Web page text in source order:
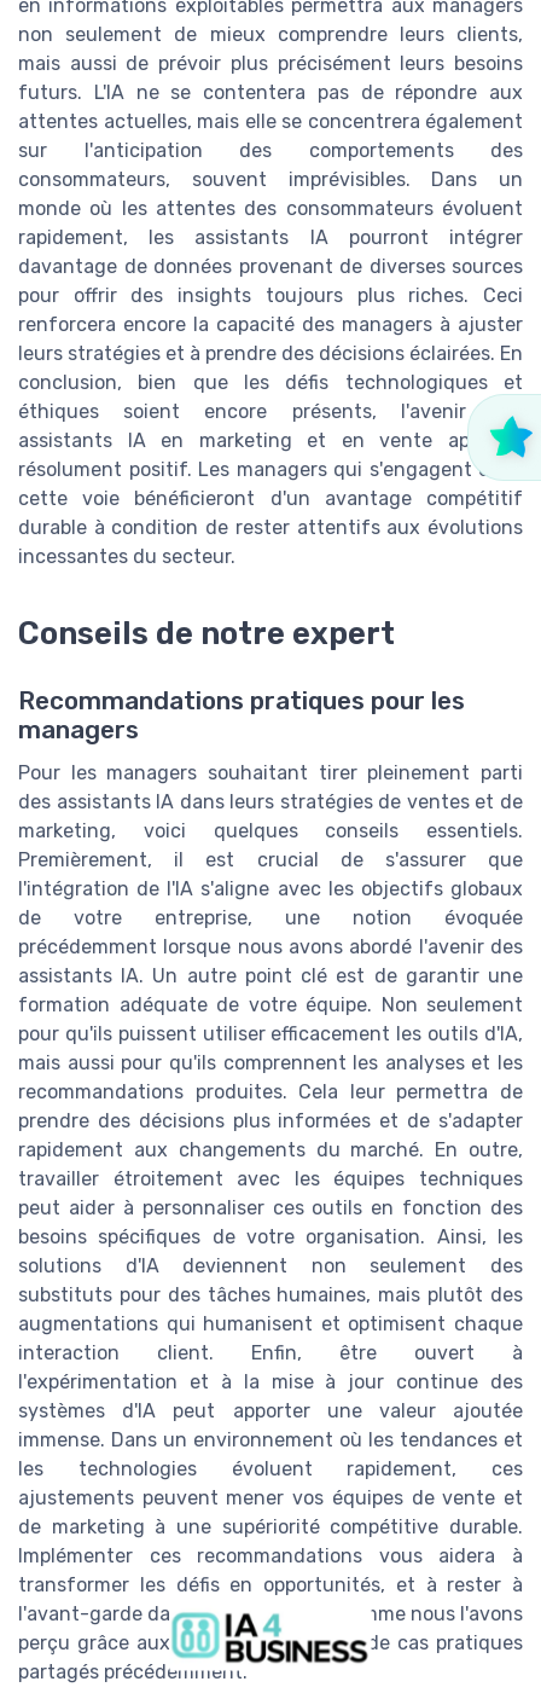
en informations exploitables permettra aux managers
non seulement de mieux comprendre leurs clients,
mais aussi de prévoir plus précisément leurs besoins
futurs. L'IA ne se contentera pas de répondre aux
attentes actuelles, mais elle se concentrera également
sur l'anticipation des comportements des
consommateurs, souvent imprévisibles. Dans un
monde où les attentes des consommateurs évoluent
rapidement, les assistants IA pourront intégrer
davantage de données provenant de diverses sources
pour offrir des insights toujours plus riches. Ceci
renforcera encore la capacité des managers à ajuster
leurs stratégies et à prendre des décisions éclairées. En
conclusion, bien que les défis technologiques et
éthiques soient encore présents, l'avenir des
assistants IA en marketing et en vente apparaît
résolument positif. Les managers qui s'engagent dans
cette voie bénéficieront d'un avantage compétitif
durable à condition de rester attentifs aux évolutions
incessantes du secteur.
Conseils de notre expert
Recommandations pratiques pour les
managers
Pour les managers souhaitant tirer pleinement parti
des assistants IA dans leurs stratégies de ventes et de
marketing, voici quelques conseils essentiels.
Premièrement, il est crucial de s'assurer que
l'intégration de l'IA s'aligne avec les objectifs globaux
de votre entreprise, une notion évoquée
précédemment lorsque nous avons abordé l'avenir des
assistants IA. Un autre point clé est de garantir une
formation adéquate de votre équipe. Non seulement
pour qu'ils puissent utiliser efficacement les outils d'IA,
mais aussi pour qu'ils comprennent les analyses et les
recommandations produites. Cela leur permettra de
prendre des décisions plus informées et de s'adapter
rapidement aux changements du marché. En outre,
travailler étroitement avec les équipes techniques
peut aider à personnaliser ces outils en fonction des
besoins spécifiques de votre organisation. Ainsi, les
solutions d'IA deviennent non seulement des
substituts pour des tâches humaines, mais plutôt des
augmentations qui humanisent et optimisent chaque
interaction client. Enfin, être ouvert à
l'expérimentation et à la mise à jour continue des
systèmes d'IA peut apporter une valeur ajoutée
immense. Dans un environnement où les tendances et
les technologies évoluent rapidement, ces
ajustements peuvent mener vos équipes de vente et
de marketing à une supériorité compétitive durable.
Implémenter ces recommandations vous aidera à
transformer les défis en opportunités, et à rester à
l'avant-garde dans votre domaine, comme nous l'avons
perçu grâce aux différents exemples de cas pratiques
partagés précédemment.